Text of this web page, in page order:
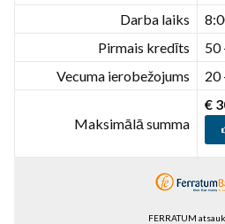
Darba laiks
Pirmais kredīts
50
Vecuma ierobežojums
20
Maksimālā summa
€
FERRATUM